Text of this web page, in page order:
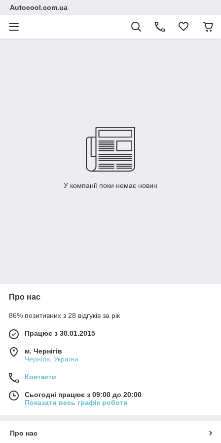
Autocool.com.ua
У компанії поки немає новин
Про нас
86% позитивних з 28 відгуків за рік
Працює з 30.01.2015
м. Чернігів
Чернігів, Україна
Контакти
Сьогодні працює з 09:00 до 20:00
Показати весь графік роботи
Про нас